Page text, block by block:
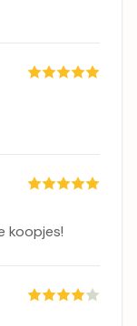
koopjes!